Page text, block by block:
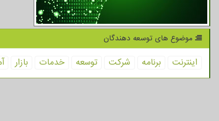
موضوع های توسعه دهندگان
اینترنت برنامه شركت توسعه خدمات بازار